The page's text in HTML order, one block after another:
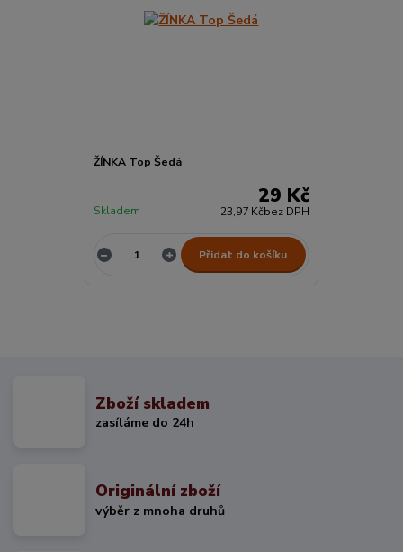
ŽÍNKA Top Šedá
29 Kč
23,97 Kčbez DPH
Skladem
Přidat do košíku
Zboží skladem
zasíláme do 24h
Originální zboží
výběr z mnoha druhů